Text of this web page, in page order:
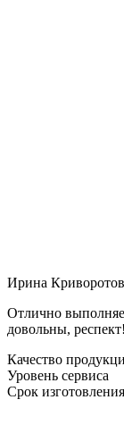
Ирина
Отлично
довольны,
Качество
Уровень сервиса
Срок изготовления